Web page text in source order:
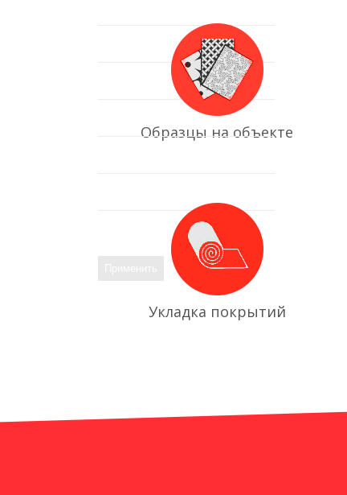
Образцы на объекте
Укладка покрытий